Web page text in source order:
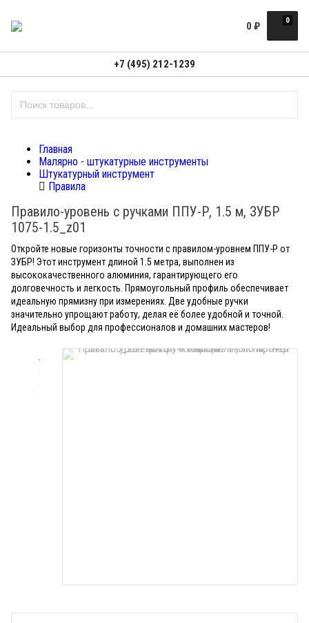
0
0 ₽
+7 (495) 212-1239
Главная
Малярно - штукатурные инструменты
Штукатурный инструмент
Правила
Правило-уровень с ручками ППУ-Р, 1.5 м, ЗУБР
1075-1.5_z01
Откройте новые горизонты точности с правилом-уровнем ППУ-Р от
ЗУБР! Этот инструмент длиной 1.5 метра, выполнен из
высококачественного алюминия, гарантирующего его
долговечность и легкость. Прямоугольный профиль обеспечивает
идеальную прямизну при измерениях. Две удобные ручки
значительно упрощают работу, делая её более удобной и точной.
Идеальный выбор для профессионалов и домашних мастеров!